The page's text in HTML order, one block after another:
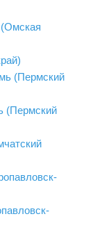
край)